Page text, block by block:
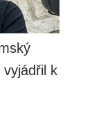
vyjádřil k